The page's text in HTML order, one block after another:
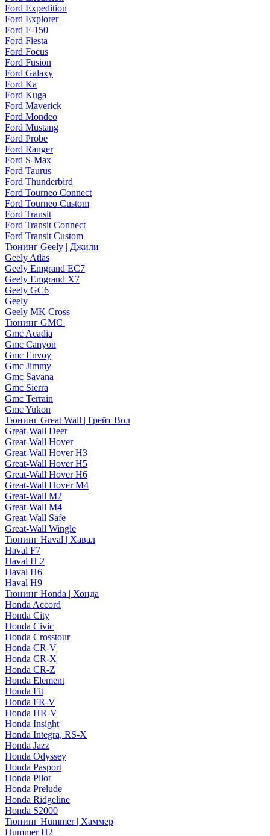
Ford Expedition
Ford Explorer
Ford F-150
Ford Fiesta
Ford Focus
Ford Fusion
Ford Galaxy
Ford Ka
Ford Kuga
Ford Maverick
Ford Mondeo
Ford Mustang
Ford Probe
Ford Ranger
Ford S-Max
Ford Taurus
Ford Thunderbird
Ford Tourneo Connect
Ford Tourneo Custom
Ford Transit
Ford Transit Connect
Ford Transit Custom
Тюнинг Geely | Джили
Geely Atlas
Geely Emgrand EC7
Geely Emgrand X7
Geely GC6
Geely
Geely MK Cross
Тюнинг GMC |
Gmc Acadia
Gmc Canyon
Gmc Envoy
Gmc Jimmy
Gmc Savana
Gmc Sierra
Gmc Terrain
Gmc Yukon
Тюнинг Great Wall | Грейт Вол
Great-Wall Deer
Great-Wall Hover
Great-Wall Hover H3
Great-Wall Hover H5
Great-Wall Hover H6
Great-Wall Hover M4
Great-Wall M2
Great-Wall M4
Great-Wall Safe
Great-Wall Wingle
Тюнинг Haval | Хавал
Haval F7
Haval H 2
Haval H6
Haval H9
Тюнинг Honda | Хонда
Honda Accord
Honda City
Honda Civic
Honda Crosstour
Honda CR-V
Honda CR-X
Honda CR-Z
Honda Element
Honda Fit
Honda FR-V
Honda HR-V
Honda Insight
Honda Integra, RS-X
Honda Jazz
Honda Odyssey
Honda Pasport
Honda Pilot
Honda Prelude
Honda Ridgeline
Honda S2000
Тюнинг Hummer | Хаммер
Hummer H2